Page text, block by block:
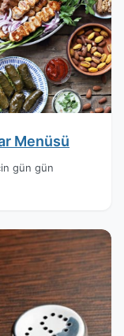
Menüsü
gün gün